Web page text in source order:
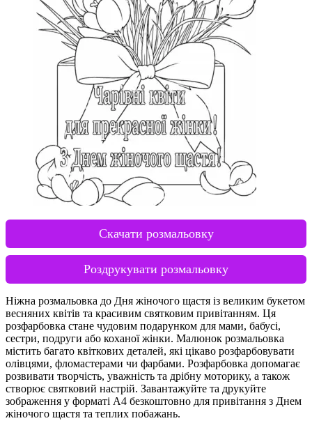
Скачати розмальовку
Роздрукувати розмальовку
Ніжна розмальовка до Дня жіночого щастя із великим букетом
весняних квітів та красивим святковим привітанням. Ця
розфарбовка стане чудовим подарунком для мами, бабусі,
сестри, подруги або коханої жінки. Малюнок розмальовка
містить багато квіткових деталей, які цікаво розфарбовувати
олівцями, фломастерами чи фарбами. Розфарбовка допомагає
розвивати творчість, уважність та дрібну моторику, а також
створює святковий настрій. Завантажуйте та друкуйте
зображення у форматі А4 безкоштовно для привітання з Днем
жіночого щастя та теплих побажань.